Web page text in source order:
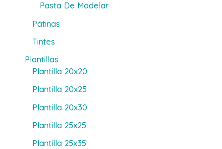
Pasta De Modelar
Pátinas
Tintes
Plantillas
Plantilla 20x20
Plantilla 20x25
Plantilla 20x30
Plantilla 25x25
Plantilla 25x35